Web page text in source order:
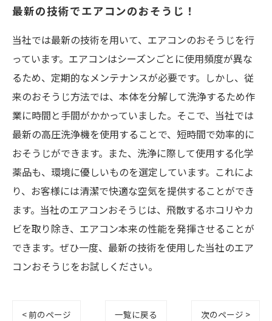
最新の技術でエアコンのおそうじ！
当社では最新の技術を用いて、エアコンのおそうじを行
っています。エアコンはシーズンごとに使用頻度が異な
るため、定期的なメンテナンスが必要です。しかし、従
来のおそうじ方法では、本体を分解して洗浄するため作
業に時間と手間がかかっていました。そこで、当社では
最新の高圧洗浄機を使用することで、短時間で効率的に
おそうじができます。また、洗浄に際して使用する化学
薬品も、環境に優しいものを選定しています。これによ
り、お客様には清潔で快適な空気を提供することができ
ます。当社のエアコンおそうじは、飛散するホコリやカ
ビを取り除き、エアコン本来の性能を発揮させることが
できます。ぜひ一度、最新の技術を使用した当社のエア
コンおそうじをお試しください。
< 前のページ 一覧に戻る 次のページ >